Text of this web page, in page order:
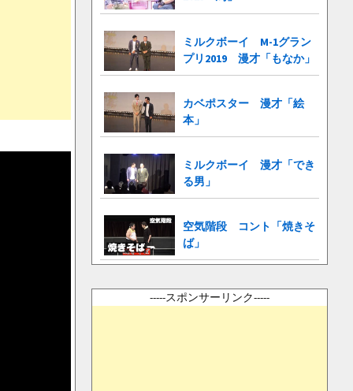
ミルクボーイ M-1グラン
プリ2019 漫才「もなか」
カベポスター 漫才「絵
本」
ミルクボーイ 漫才「でき
る男」
空気階段 コント「焼きそ
ば」
-----スポンサーリンク-----